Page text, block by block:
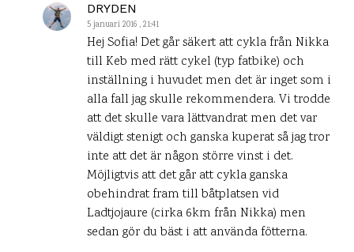
DRYDEN
5 januari 2016 , 21:41
Hej Sofia! Det går säkert att cykla från Nikka
till Keb med rätt cykel (typ fatbike) och
inställning i huvudet men det är inget som i
alla fall jag skulle rekommendera. Vi trodde
att det skulle vara lättvandrat men det var
väldigt stenigt och ganska kuperat så jag tror
inte att det är någon större vinst i det.
Möjligtvis att det går att cykla ganska
obehindrat fram till båtplatsen vid
Ladtjojaure (cirka 6km från Nikka) men
sedan gör du bäst i att använda fötterna.